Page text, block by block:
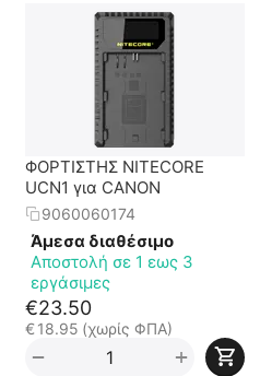
ΦΟΡΤΙΣΤΗΣ NITECORE
UCN1 για CANON
9060060174
Άμεσα διαθέσιμο
Αποστολή σε 1 εως 3
εργάσιμες
€23.50
€ 18.95 (χωρίς ΦΠΑ)
+
−